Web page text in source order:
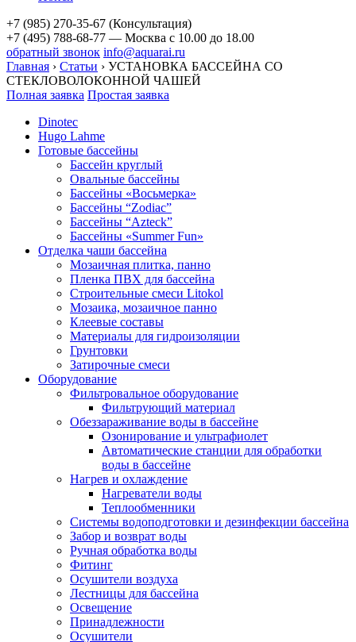
+7 (985) 270-35-67 (Консультация)
+7 (495) 788-68-77 — Москва с 10.00 до 18.00
обратный звонок info@aquarai.ru
Главная › Статьи › УСТАНОВКА БАССЕЙНА СО
СТЕКЛОВОЛОКОННОЙ ЧАШЕЙ
Полная заявка Простая заявка
Dinotec
Hugo Lahme
Готовые бассейны
Бассейн круглый
Овальные бассейны
Бассейны «Восьмерка»
Бассейны “Zodiac”
Бассейны “Azteck”
Бассейны «Summer Fun»
Отделка чаши бассейна
Мозаичная плитка, панно
Пленка ПВХ для бассейна
Строительные смеси Litokol
Мозаика, мозаичное панно
Клеевые составы
Материалы для гидроизоляции
Грунтовки
Затирочные смеси
Оборудование
Фильтровальное оборудование
Фильтрующий материал
Обеззараживание воды в бассейне
Озонирование и ультрафиолет
Автоматические станции для обработки
воды в бассейне
Нагрев и охлаждение
Нагреватели воды
Теплообменники
Системы водоподготовки и дезинфекции бассейна
Забор и возврат воды
Ручная обработка воды
Фитинг
Осушители воздуха
Лестницы для бассейна
Освещение
Принадлежности
Осушители